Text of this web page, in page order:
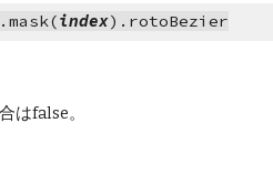
index).rotoBezier
はfalse。